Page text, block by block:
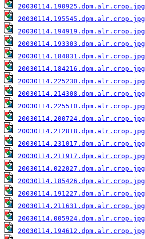
20030114.190925.dpm.alr.crop.jpg
20030114.195545.dpm.alr.crop.jpg
20030114.194919.dpm.alr.crop.jpg
20030114.193303.dpm.alr.crop.jpg
20030114.184831.dpm.alr.crop.jpg
20030114.184216.dpm.alr.crop.jpg
20030114.225230.dpm.alr.crop.jpg
20030114.214308.dpm.alr.crop.jpg
20030114.225510.dpm.alr.crop.jpg
20030114.200724.dpm.alr.crop.jpg
20030114.212818.dpm.alr.crop.jpg
20030114.231017.dpm.alr.crop.jpg
20030114.211917.dpm.alr.crop.jpg
20030114.022027.dpm.alr.crop.jpg
20030114.185426.dpm.alr.crop.jpg
20030114.191227.dpm.alr.crop.jpg
20030114.211631.dpm.alr.crop.jpg
20030114.005924.dpm.alr.crop.jpg
20030114.194612.dpm.alr.crop.jpg